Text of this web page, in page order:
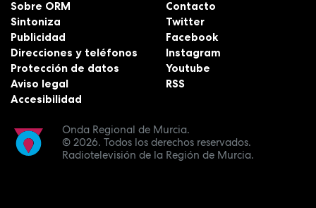
Onda Regional de Murcia.
© 2026. Todos los derechos reservados.
Radiotelevisión de la Región de Murcia.
Sobre ORM
Sintoniza
Publicidad
Direcciones y teléfonos
Protección de datos
Aviso legal
Accesibilidad
Contacto
Twitter
Facebook
Instagram
Youtube
RSS